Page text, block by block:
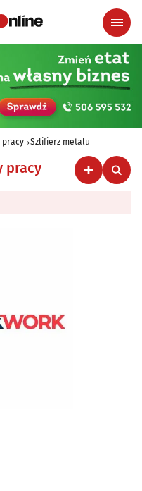
pracy Szlifierz metalu
pracy